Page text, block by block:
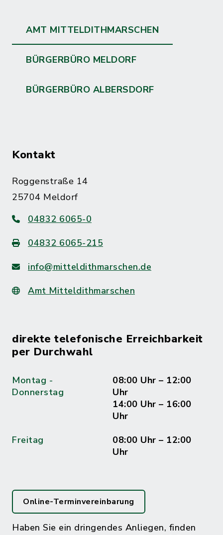
AMT MITTELDITHMARSCHEN
BÜRGERBÜRO MELDORF
BÜRGERBÜRO ALBERSDORF
Kontakt
Roggenstraße 14
25704 Meldorf
04832 6065-0
04832 6065-215
info@mitteldithmarschen.de
Amt Mitteldithmarschen
direkte telefonische Erreichbarkeit
per Durchwahl
Montag -
Donnerstag
08:00 Uhr – 12:00
Uhr
14:00 Uhr – 16:00
Uhr
Freitag
08:00 Uhr – 12:00
Uhr
Online-Terminvereinbarung
Haben Sie ein dringendes Anliegen, finden